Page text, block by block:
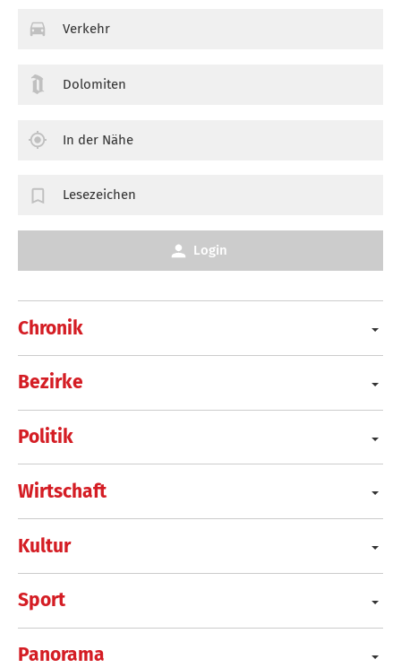
Chronik
Bezirke
Politik
Wirtschaft
Kultur
Sport
Panorama
Verkehr
Dolomiten
In der Nähe
Lesezeichen
Login